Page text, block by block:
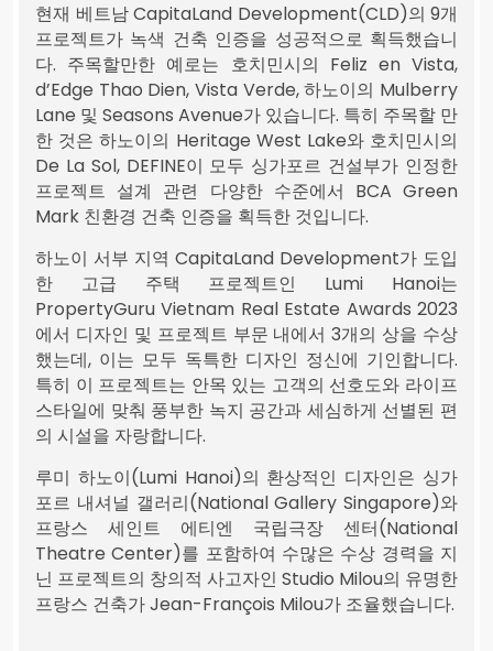
현재 베트남 CapitaLand Development(CLD)의 9개
프로젝트가 녹색 건축 인증을 성공적으로 획득했습니
다. 주목할만한 예로는 호치민시의 Feliz en Vista,
d’Edge Thao Dien, Vista Verde, 하노이의 Mulberry
Lane 및 Seasons Avenue가 있습니다. 특히 주목할 만
한 것은 하노이의 Heritage West Lake와 호치민시의
De La Sol, DEFINE이 모두 싱가포르 건설부가 인정한
프로젝트 설계 관련 다양한 수준에서 BCA Green
Mark 친환경 건축 인증을 획득한 것입니다.
하노이 서부 지역 CapitaLand Development가 도입
한 고급 주택 프로젝트인 Lumi Hanoi는
PropertyGuru Vietnam Real Estate Awards 2023
에서 디자인 및 프로젝트 부문 내에서 3개의 상을 수상
했는데, 이는 모두 독특한 디자인 정신에 기인합니다.
특히 이 프로젝트는 안목 있는 고객의 선호도와 라이프
스타일에 맞춰 풍부한 녹지 공간과 세심하게 선별된 편
의 시설을 자랑합니다.
루미 하노이(Lumi Hanoi)의 환상적인 디자인은 싱가
포르 내셔널 갤러리(National Gallery Singapore)와
프랑스 세인트 에티엔 국립극장 센터(National
Theatre Center)를 포함하여 수많은 수상 경력을 지
닌 프로젝트의 창의적 사고자인 Studio Milou의 유명한
프랑스 건축가 Jean-François Milou가 조율했습니다.